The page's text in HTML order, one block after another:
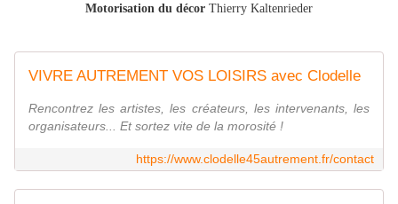
Motorisation du décor Thierry Kaltenrieder
VIVRE AUTREMENT VOS LOISIRS avec Clodelle
Rencontrez les artistes, les créateurs, les intervenants, les
organisateurs... Et sortez vite de la morosité !
https://www.clodelle45autrement.fr/contact